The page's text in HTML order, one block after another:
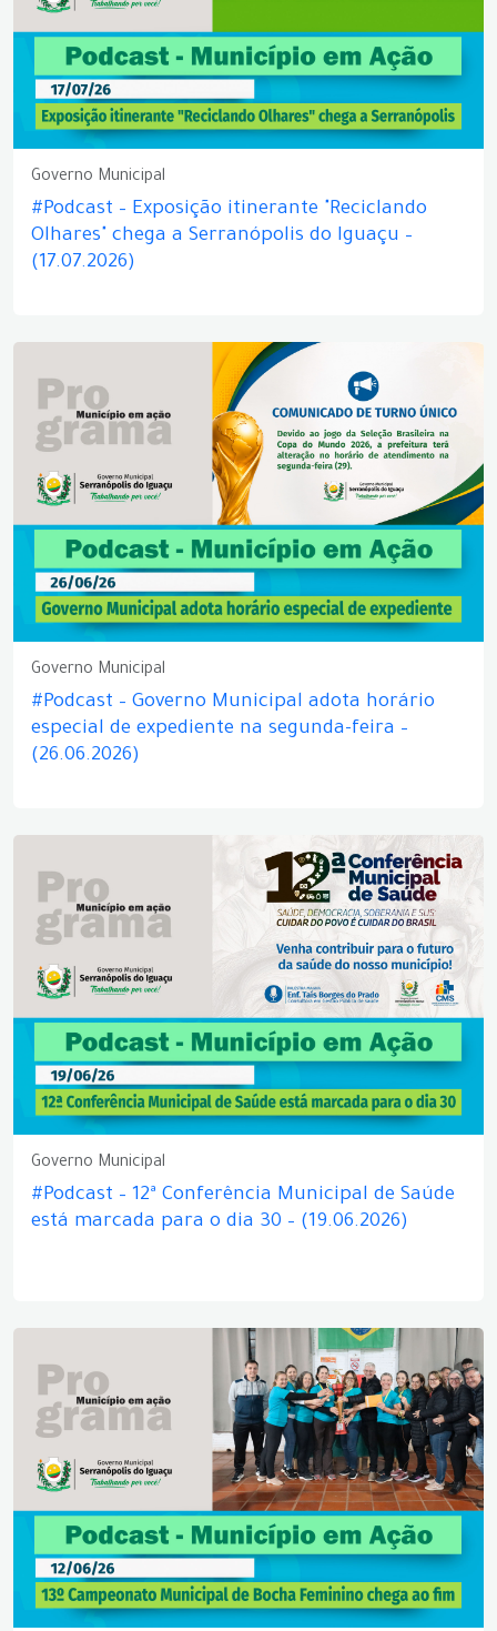
Governo Municipal
#Podcast – Exposição itinerante "Reciclando
Olhares" chega a Serranópolis do Iguaçu –
(17.07.2026)
Governo Municipal
#Podcast – Governo Municipal adota horário
especial de expediente na segunda-feira –
(26.06.2026)
Governo Municipal
#Podcast – 12ª Conferência Municipal de Saúde
está marcada para o dia 30 – (19.06.2026)